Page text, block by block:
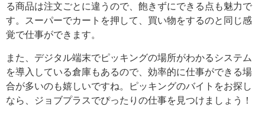
る商品は注文ごとに違うので、飽きずにできる点も魅力で
す。スーパーでカートを押して、買い物をするのと同じ感
覚で仕事ができます。
また、デジタル端末でピッキングの場所がわかるシステム
を導入している倉庫もあるので、効率的に仕事ができる場
合が多いのも嬉しいですね。ピッキングのバイトをお探し
なら、ジョブプラスでぴったりの仕事を見つけましょう！